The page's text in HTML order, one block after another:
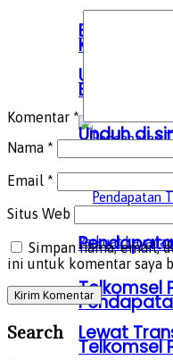
Bahasa
Unduh di sini!
Telkomsel
Lewat
Kemenag
Bahasa
Unduh di
Telkomsel
Komentar *
Nama *
Email *
Situs Web
Simpan nama, email,
ini untuk komentar saya
Search